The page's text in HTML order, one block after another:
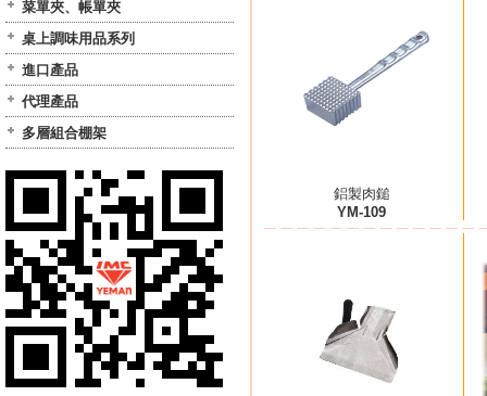
菜單夾、帳單夾
桌上調味用品系列
進口產品
代理產品
多層組合棚架
鋁製肉鎚
YM-109